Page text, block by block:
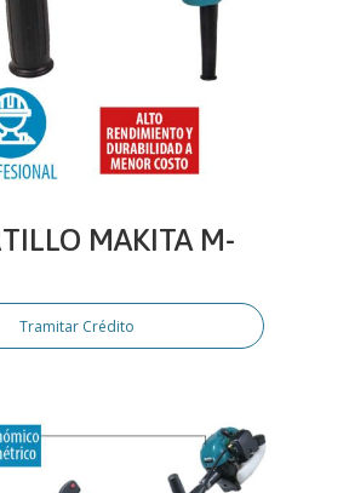
MAKITA M-
Tramitar Crédito